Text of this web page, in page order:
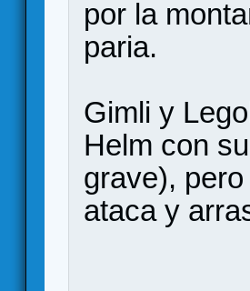
por la
paria.
Gimli y
Helm con
grave),
ataca y